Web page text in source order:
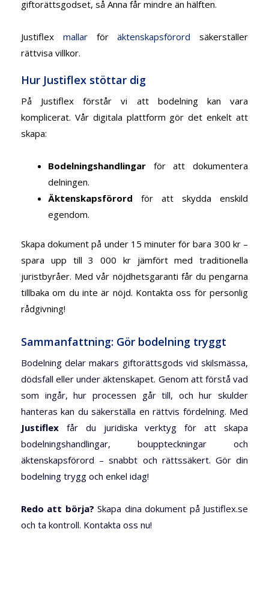
giftorättsgodset, så Anna får mindre än hälften.
Justiflex mallarföräktenskapsförord säkerställer
rättvisa villkor.
Hur Justiflex stöttar dig
På Justiflex förstår vi att bodelning kan vara
komplicerat. Vår digitala plattform gör det enkelt att
skapa:
Bodelningshandlingar för att dokumentera
delningen.
Äktenskapsförord för att skydda enskild
egendom.
Skapa dokument på under 15 minuter för bara 300 kr –
spara upp till 3 000 kr jämfört med traditionella
juristbyråer. Med vår nöjdhetsgaranti får du pengarna
tillbaka om du inte är nöjd. Kontakta oss för personlig
rådgivning!
Sammanfattning: Gör bodelning tryggt
Bodelning delar makars giftorättsgods vid skilsmässa,
dödsfall eller under äktenskapet. Genom att förstå vad
som ingår, hur processen går till, och hur skulder
hanteras kan du säkerställa en rättvis fördelning. Med
Justiflex får du juridiska verktyg för att skapa
bodelningshandlingar, bouppteckningar och
äktenskapsförord – snabbt och rättssäkert. Gör din
bodelning trygg och enkel idag!
Redo att börja? Skapa dina dokument på Justiflex.se
och ta kontroll. Kontakta oss nu!